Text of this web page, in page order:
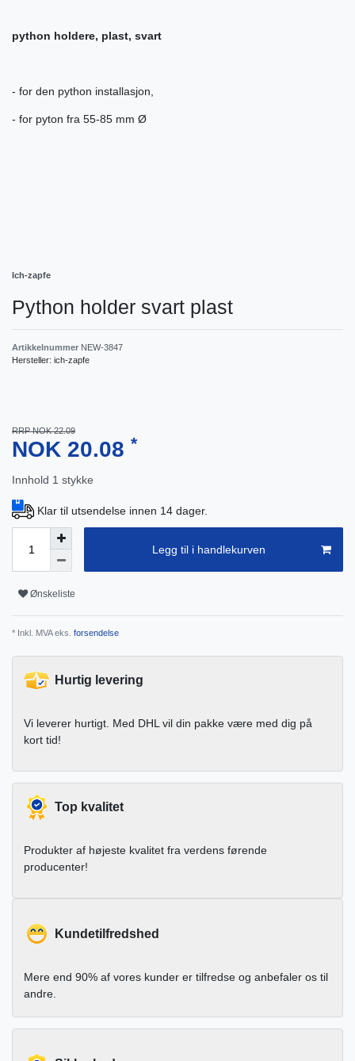
python holdere, plast, svart
- for den python installasjon,
- for pyton fra 55-85 mm Ø
Ich-zapfe
Python holder svart plast
Artikkelnummer NEW-3847
Hersteller: ich-zapfe
RRP NOK 22.09
NOK 20.08 *
Innhold 1 stykke
Klar til utsendelse innen 14 dager.
Legg til i handlekurven
Ønskeliste
* Inkl. MVA eks. forsendelse
Hurtig levering
Vi leverer hurtigt. Med DHL vil din pakke være med dig på
kort tid!
Top kvalitet
Produkter af højeste kvalitet fra verdens førende
producenter!
Kundetilfredshed
Mere end 90% af vores kunder er tilfredse og anbefaler os til
andre.